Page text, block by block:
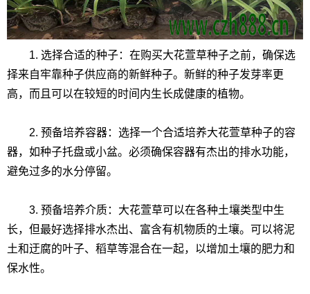
1. 选择合适的种子：在购买大花萱草种子之前，确保选
择来自牢靠种子供应商的新鲜种子。新鲜的种子发芽率更
高，而且可以在较短的时间内生长成健康的植物。
2. 预备培养容器：选择一个合适培养大花萱草种子的容
器，如种子托盘或小盆。必须确保容器有杰出的排水功能，
避免过多的水分停留。
3. 预备培养介质：大花萱草可以在各种土壤类型中生
长，但最好选择排水杰出、富含有机物质的土壤。可以将泥
土和迂腐的叶子、稻草等混合在一起，以增加土壤的肥力和
保水性。